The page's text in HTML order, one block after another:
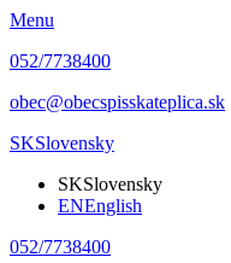
Menu
052/7738400
obec@obecspisskateplica.sk
SKSlovensky
SKSlovensky
ENEnglish
052/7738400